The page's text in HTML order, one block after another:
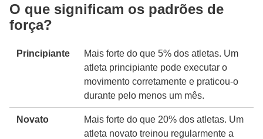
O que significam os padrões de
força?
Principiante
Mais forte do que 5% dos atletas. Um
atleta principiante pode executar o
movimento corretamente e praticou-o
durante pelo menos um mês.
Novato
Mais forte do que 20% dos atletas. Um
atleta novato treinou regularmente a